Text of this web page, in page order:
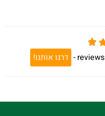
reviews
- דרגו אותנו!